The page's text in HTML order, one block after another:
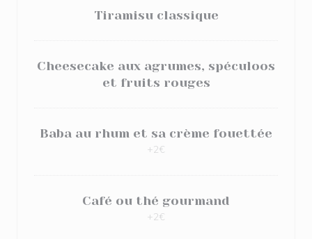
Tiramisu classique
Cheesecake aux agrumes, spéculoos
et fruits rouges
Baba au rhum et sa crème fouettée
+2€
Café ou thé gourmand
+2€